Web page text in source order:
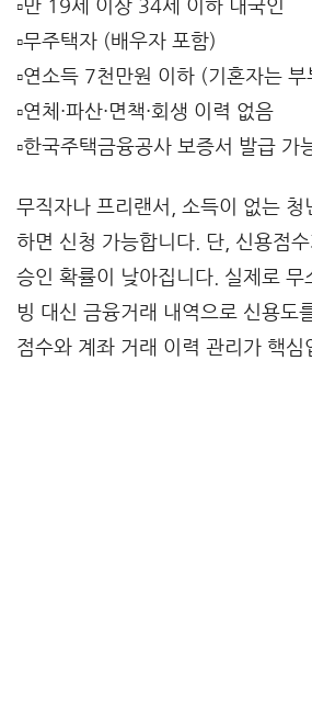
▫️만 19세 이상 34세 이하 내국인
▫️무주택자 (배우자 포함)
▫️연소득 7천만원 이하 (기혼자는 부
▫️연체·파산·면책·회생 이력 없음
▫️한국주택금융공사 보증서 발급 가
무직자나 프리랜서, 소득이 없는 청
하면 신청 가능합니다. 단, 신용점
승인 확률이 낮아집니다. 실제로 무
빙 대신 금융거래 내역으로 신용도
점수와 계좌 거래 이력 관리가 핵심